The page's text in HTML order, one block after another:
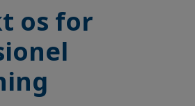
os for